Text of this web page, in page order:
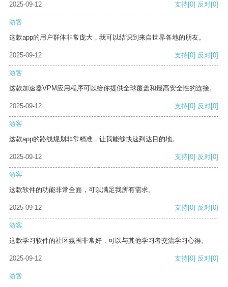
2025-09-12
支持[0] 反对[0]
游客
这款app的用户群体非常庞大，我可以结识到来自世界各地的朋友。
2025-09-12 支持[0] 反对[0]
游客
这款加速器VPM应用程序可以给你提供全球覆盖和最高安全性的连接。
2025-09-12 支持[0] 反对[0]
游客
这款app的路线规划非常精准，让我能够快速到达目的地。
2025-09-12 支持[0] 反对[0]
游客
这款软件的功能非常全面，可以满足我所有需求。
2025-09-12 支持[0] 反对[0]
游客
这款学习软件的社区氛围非常好，可以与其他学习者交流学习心得。
2025-09-12 支持[0] 反对[0]
游客